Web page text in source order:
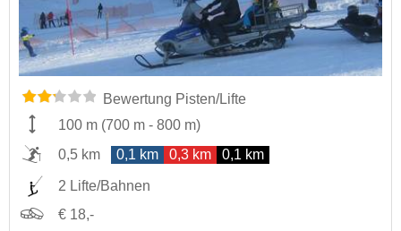
Bewertung Pisten/Lifte
100 m (700 m - 800 m)
0,5 km
0,1 km 0,3 km 0,1 km
2 Lifte/Bahnen
€ 18,-